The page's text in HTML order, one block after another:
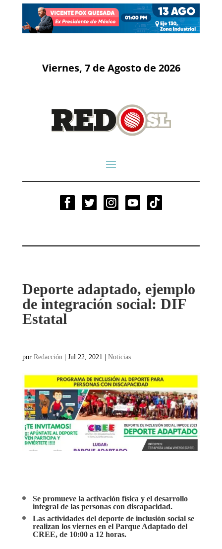
Viernes, 7 de Agosto de 2026
Deporte adaptado, ejemplo
de integración social: DIF
Estatal
por Redacción | Jul 22, 2021 | Noticias
Se promueve la activación física y el desarrollo
integral de las personas con discapacidad.
Las actividades del deporte de inclusión social se
realizan los viernes en el Parque Adaptado del
CREE, de 10:00 a 12 horas.